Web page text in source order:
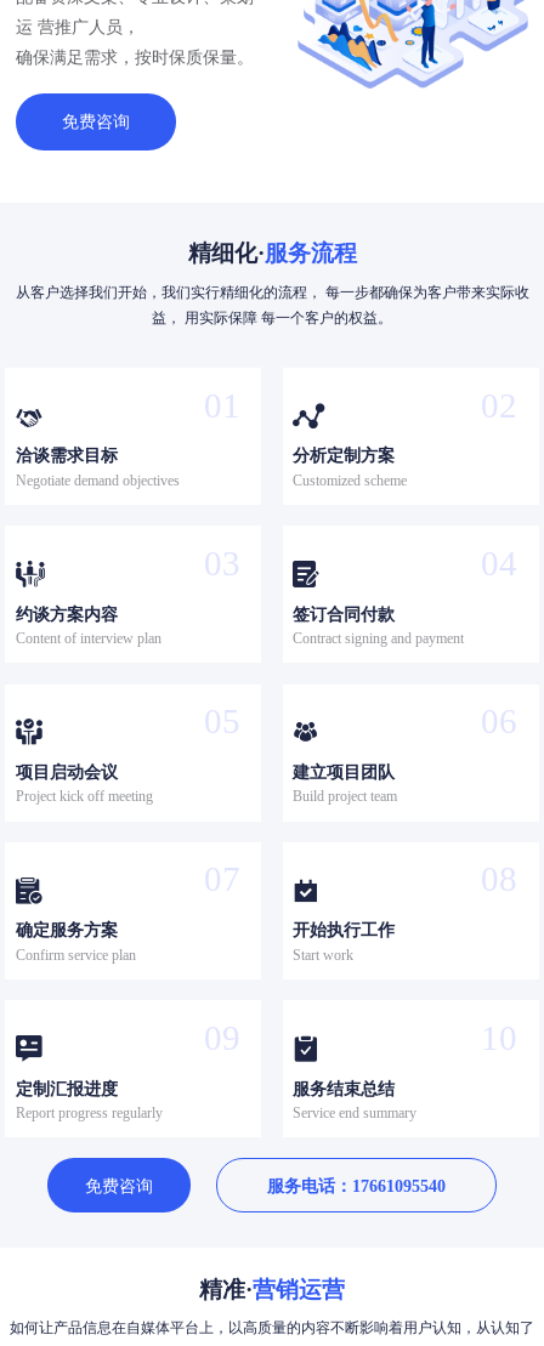
运 营推广人员，
确保满足需求，按时保质保量。
免费咨询
精细化·服务流程
从客户选择我们开始，我们实行精细化的流程， 每一步都确保为客户带来实际收
益， 用实际保障 每一个客户的权益。
01

洽谈需求目标
Negotiate demand objectives
02

分析定制方案
Customized scheme
03

约谈方案内容
Content of interview plan
04

签订合同付款
Contract signing and payment
05

项目启动会议
Project kick off meeting
06

建立项目团队
Build project team
07

确定服务方案
Confirm service plan
08

开始执行工作
Start work
09

定制汇报进度
Report progress regularly
10

服务结束总结
Service end summary
免费咨询 服务电话：17661095540
精准·营销运营
如何让产品信息在自媒体平台上，以高质量的内容不断影响着用户认知，从认知了